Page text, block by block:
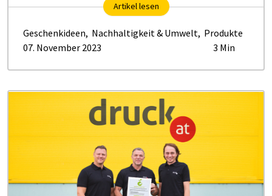
Artikel lesen
Geschenkideen, Nachhaltigkeit & Umwelt, Produkte
07. November 2023
3 Min